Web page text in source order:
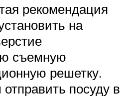
рекомендация
на
съемную
решетку.
посуду в